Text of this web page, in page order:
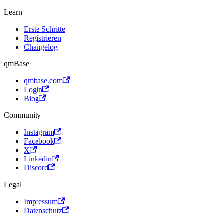
Learn
Erste Schritte
Registrieren
Changelog
qmBase
qmbase.com
Login
Blog
Community
Instagram
Facebook
X
Linkedin
Discord
Legal
Impressum
Datenschutz